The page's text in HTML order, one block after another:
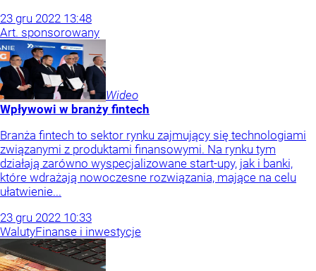
23 gru 2022 13:48
Art. sponsorowany
Wideo
Wpływowi w branży fintech
Branża fintech to sektor rynku zajmujący się technologiami
związanymi z produktami finansowymi. Na rynku tym
działają zarówno wyspecjalizowane start-upy, jak i banki,
które wdrażają nowoczesne rozwiązania, mające na celu
ułatwienie...
23 gru 2022 10:33
WalutyFinanse i inwestycje